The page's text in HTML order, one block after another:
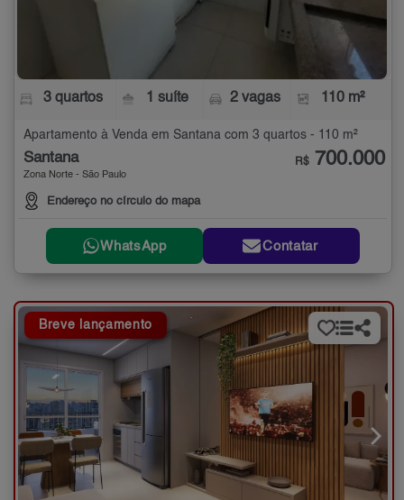
3 quartos 1 suíte 2 vagas 110 m²
Apartamento à Venda em Santana com 3 quartos - 110 m²
Santana
Zona Norte - São Paulo
Endereço no círculo do mapa
R$ 700.000
WhatsApp Contatar
Breve lançamento